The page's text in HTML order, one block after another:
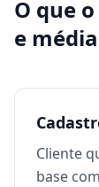
O que
e
Cliente
base